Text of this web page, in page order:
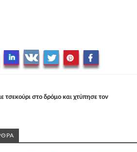
τσεκούρι στο δρόμο και χτύπησε τον